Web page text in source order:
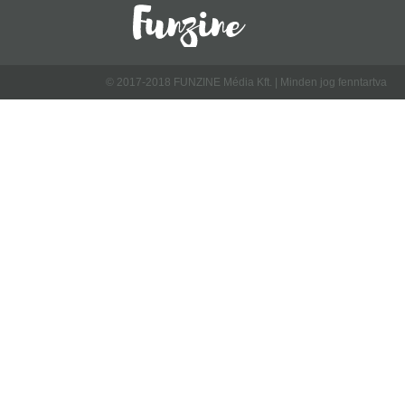
© 2017-2018 FUNZINE Média Kft. | Minden jog fenntartva